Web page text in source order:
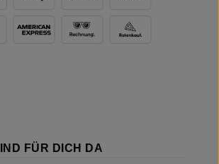
FÜR DICH DA